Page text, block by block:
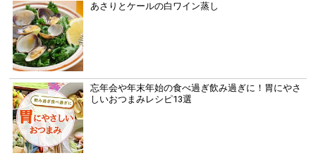
あさりとケールの白ワイン蒸し
忘年会や年末年始の食べ過ぎ飲み過ぎに！胃にやさ
しいおつまみレシピ13選